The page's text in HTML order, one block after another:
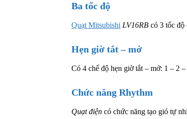
Ba tốc độ
Quạt Mitsubishi LV16RB có 3 tốc độ
Hẹn giờ tắt – mở
Có 4 chế độ hẹn giờ tắt – mở: 1 – 2
Chức năng Rhythm
Quạt điện có chức năng tạo gió tự